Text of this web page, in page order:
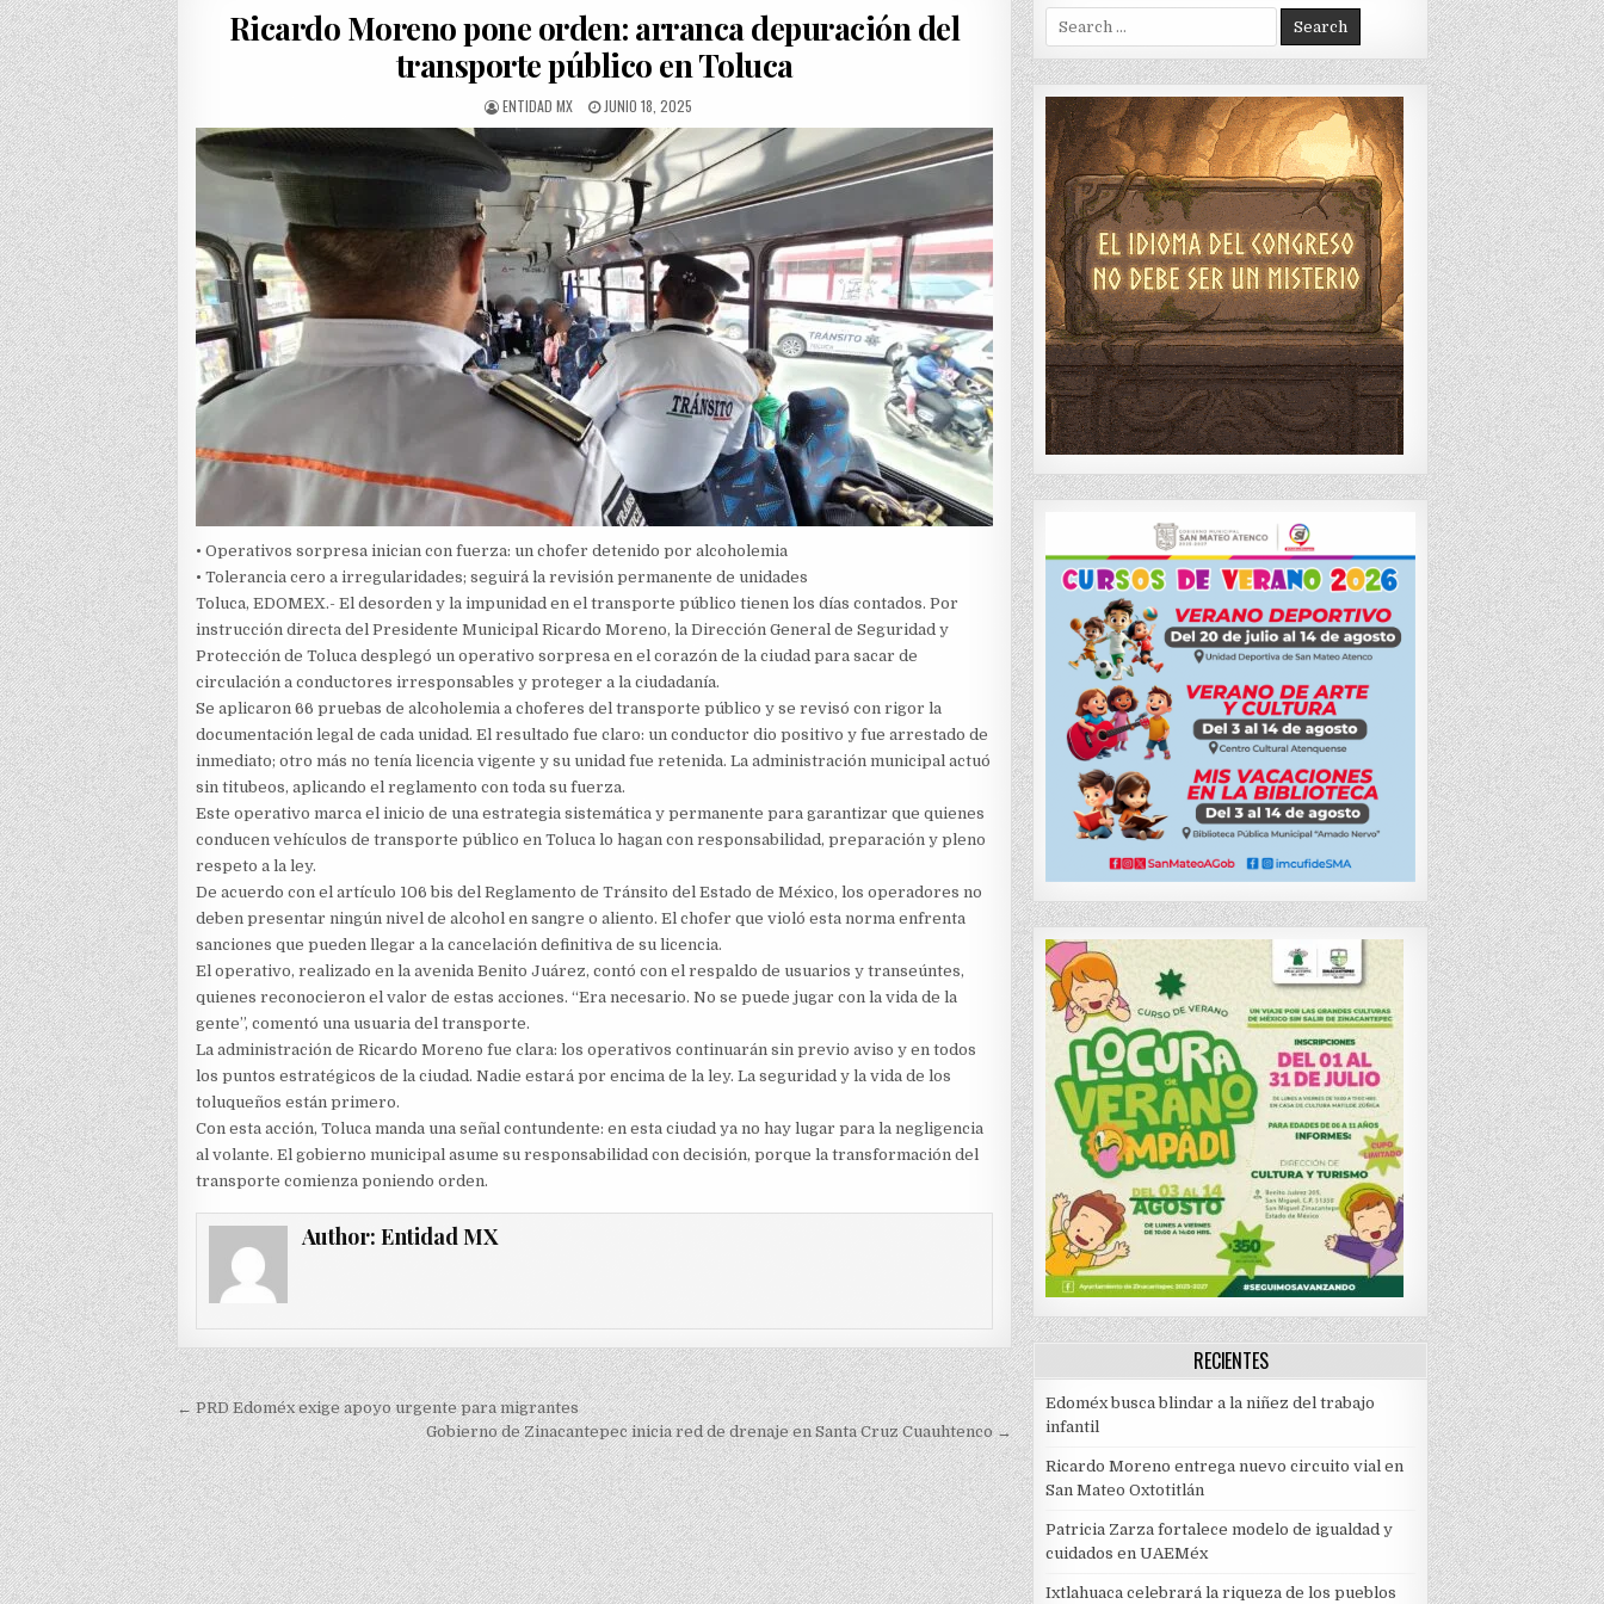
Ricardo Moreno pone orden: arranca depuración del
transporte público en Toluca
AUTHOR:
ENTIDAD MX
PUBLISHED
DATE:
JUNIO 18, 2025
• Operativos sorpresa inician con fuerza: un chofer detenido por alcoholemia
• Tolerancia cero a irregularidades; seguirá la revisión permanente de unidades
Toluca, EDOMEX.- El desorden y la impunidad en el transporte público tienen los días contados. Por
instrucción directa del Presidente Municipal Ricardo Moreno, la Dirección General de Seguridad y
Protección de Toluca desplegó un operativo sorpresa en el corazón de la ciudad para sacar de
circulación a conductores irresponsables y proteger a la ciudadanía.
Se aplicaron 66 pruebas de alcoholemia a choferes del transporte público y se revisó con rigor la
documentación legal de cada unidad. El resultado fue claro: un conductor dio positivo y fue arrestado de
inmediato; otro más no tenía licencia vigente y su unidad fue retenida. La administración municipal actuó
sin titubeos, aplicando el reglamento con toda su fuerza.
Este operativo marca el inicio de una estrategia sistemática y permanente para garantizar que quienes
conducen vehículos de transporte público en Toluca lo hagan con responsabilidad, preparación y pleno
respeto a la ley.
De acuerdo con el artículo 106 bis del Reglamento de Tránsito del Estado de México, los operadores no
deben presentar ningún nivel de alcohol en sangre o aliento. El chofer que violó esta norma enfrenta
sanciones que pueden llegar a la cancelación definitiva de su licencia.
El operativo, realizado en la avenida Benito Juárez, contó con el respaldo de usuarios y transeúntes,
quienes reconocieron el valor de estas acciones. “Era necesario. No se puede jugar con la vida de la
gente”, comentó una usuaria del transporte.
La administración de Ricardo Moreno fue clara: los operativos continuarán sin previo aviso y en todos
los puntos estratégicos de la ciudad. Nadie estará por encima de la ley. La seguridad y la vida de los
toluqueños están primero.
Con esta acción, Toluca manda una señal contundente: en esta ciudad ya no hay lugar para la negligencia
al volante. El gobierno municipal asume su responsabilidad con decisión, porque la transformación del
transporte comienza poniendo orden.
Author: Entidad MX
Navegación
de
entradas
← PRD Edoméx exige apoyo urgente para migrantes
Gobierno de Zinacantepec inicia red de drenaje en Santa Cruz Cuauhtenco →
Search
for:
RECIENTES
Edoméx busca blindar a la niñez del trabajo
infantil
Ricardo Moreno entrega nuevo circuito vial en
San Mateo Oxtotitlán
Patricia Zarza fortalece modelo de igualdad y
cuidados en UAEMéx
Ixtlahuaca celebrará la riqueza de los pueblos